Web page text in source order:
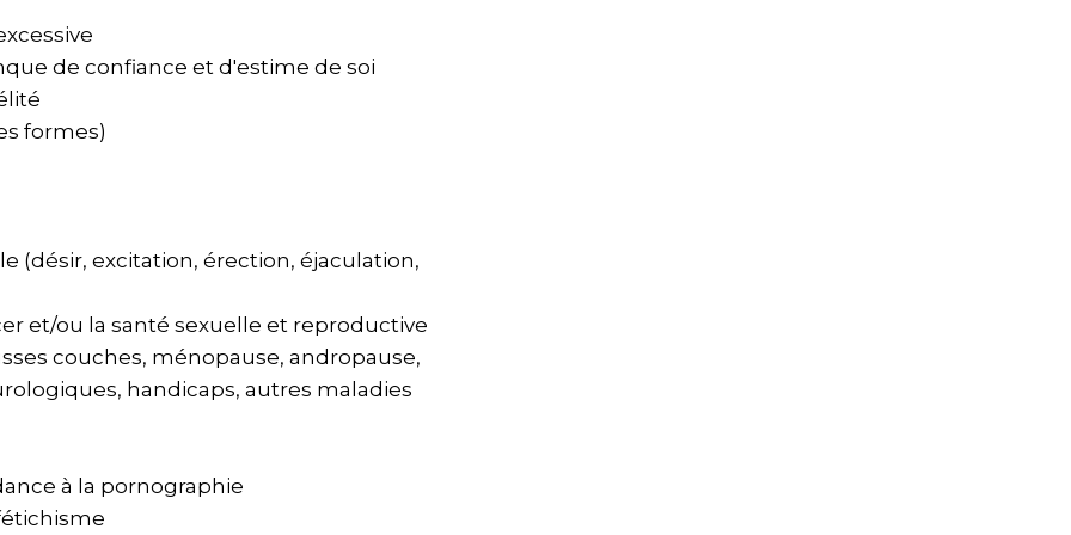
de confiance et d'estime de soi
formes)
(désir, excitation, érection, éjaculation,
et/ou la santé sexuelle et reproductive
couches, ménopause, andropause,
handicaps, autres maladies
à la pornographie